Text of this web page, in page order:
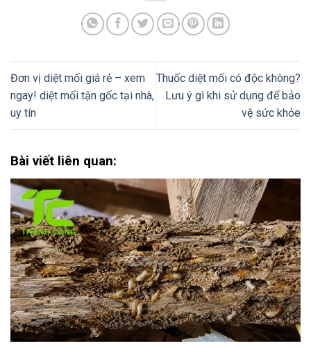
Đơn vị diệt mối giá rẻ – xem
ngay! diệt mối tận gốc tại nhà,
uy tín
Thuốc diệt mối có độc không?
Lưu ý gì khi sử dụng để bảo
vệ sức khỏe
Bài viết liên quan: